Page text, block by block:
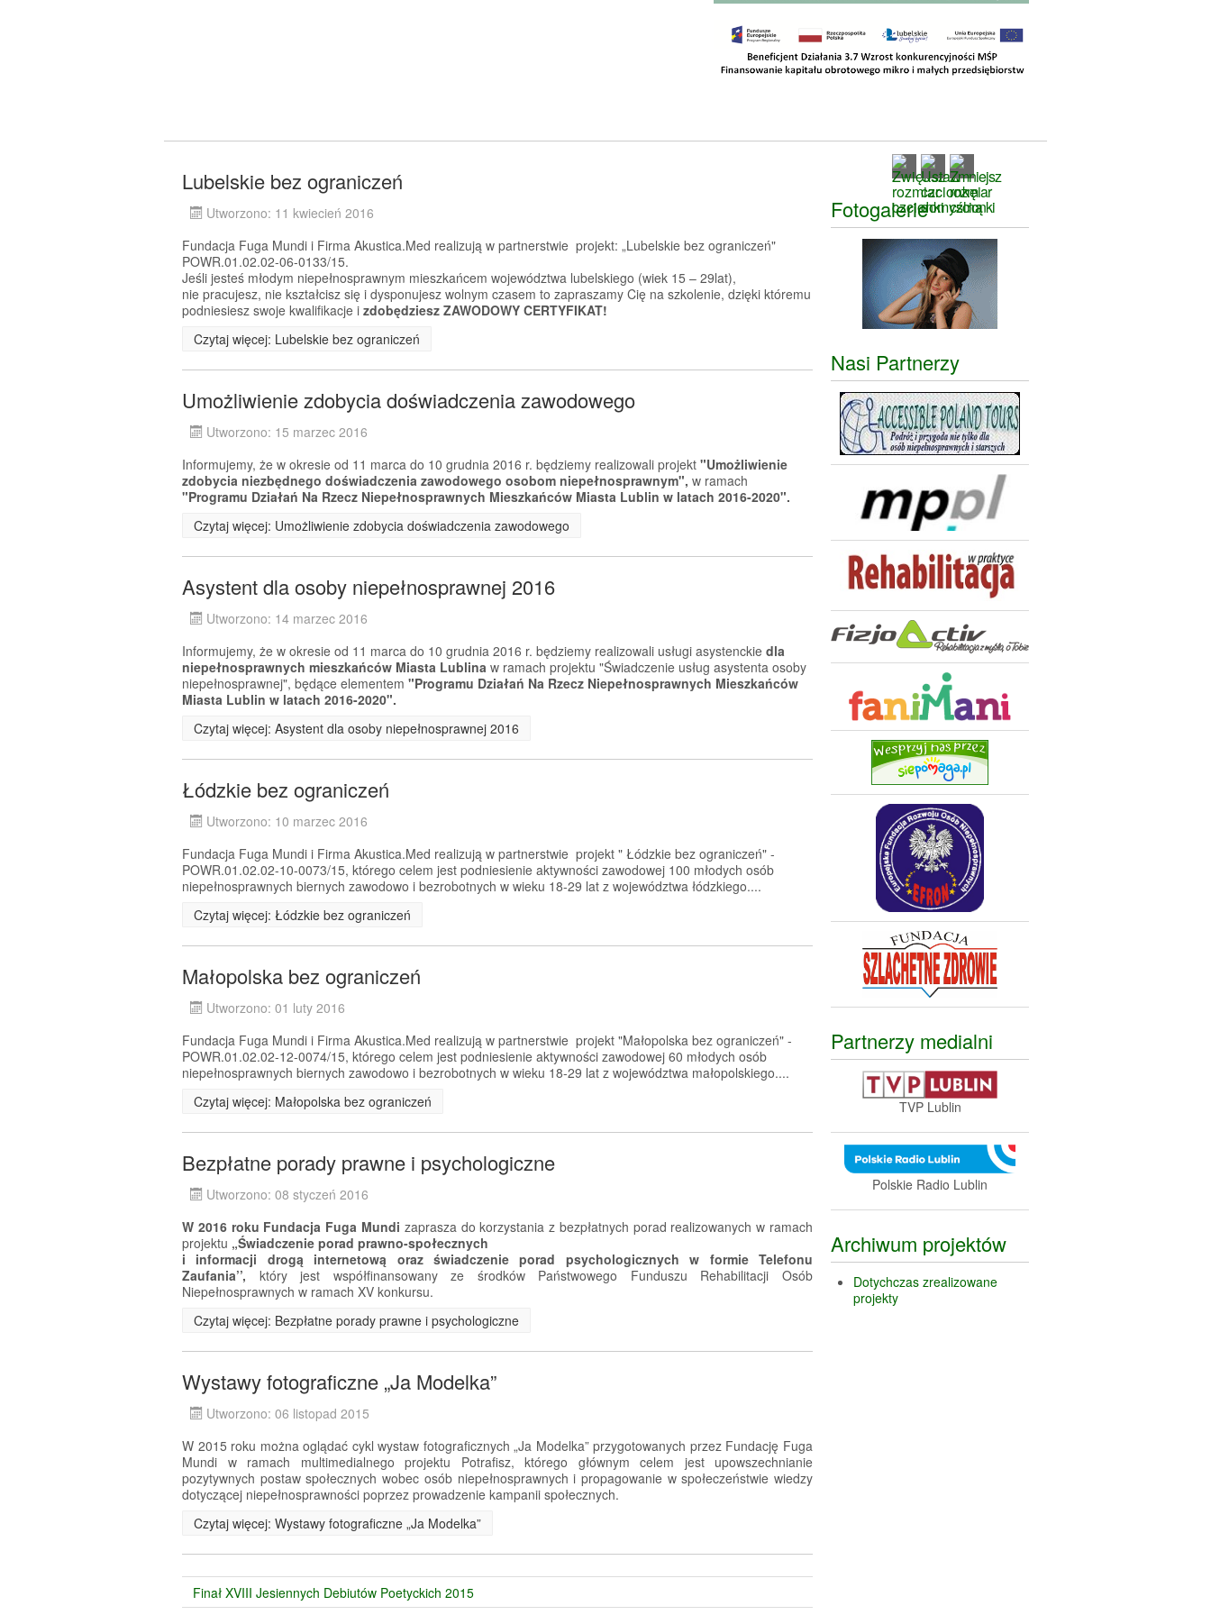
Lubelskie bez ograniczeń
Utworzono: 11 kwiecień 2016
Fundacja Fuga Mundi i Firma Akustica.Med realizują w partnerstwie projekt: „Lubelskie bez ograniczeń"
POWR.01.02.02-06-0133/15.
Jeśli jesteś młodym niepełnosprawnym mieszkańcem województwa lubelskiego (wiek 15 – 29lat),
nie pracujesz, nie kształcisz się i dysponujesz wolnym czasem to zapraszamy Cię na szkolenie, dzięki któremu
podniesiesz swoje kwalifikacje i zdobędziesz ZAWODOWY CERTYFIKAT!
Czytaj więcej: Lubelskie bez ograniczeń
Umożliwienie zdobycia doświadczenia zawodowego
Utworzono: 15 marzec 2016
Informujemy, że w okresie od 11 marca do 10 grudnia 2016 r. będziemy realizowali projekt "Umożliwienie
zdobycia niezbędnego doświadczenia zawodowego osobom niepełnosprawnym", w ramach
"Programu Działań Na Rzecz Niepełnosprawnych Mieszkańców Miasta Lublin w latach 2016-2020".
Czytaj więcej: Umożliwienie zdobycia doświadczenia zawodowego
Asystent dla osoby niepełnosprawnej 2016
Utworzono: 14 marzec 2016
Informujemy, że w okresie od 11 marca do 10 grudnia 2016 r. będziemy realizowali usługi asystenckie dla
niepełnosprawnych mieszkańców Miasta Lublina w ramach projektu "Świadczenie usług asystenta osoby
niepełnosprawnej", będące elementem "Programu Działań Na Rzecz Niepełnosprawnych Mieszkańców
Miasta Lublin w latach 2016-2020".
Czytaj więcej: Asystent dla osoby niepełnosprawnej 2016
Łódzkie bez ograniczeń
Utworzono: 10 marzec 2016
Fundacja Fuga Mundi i Firma Akustica.Med realizują w partnerstwie projekt " Łódzkie bez ograniczeń" -
POWR.01.02.02-10-0073/15, którego celem jest podniesienie aktywności zawodowej 100 młodych osób
niepełnosprawnych biernych zawodowo i bezrobotnych w wieku 18-29 lat z województwa łódzkiego....
Czytaj więcej: Łódzkie bez ograniczeń
Małopolska bez ograniczeń
Utworzono: 01 luty 2016
Fundacja Fuga Mundi i Firma Akustica.Med realizują w partnerstwie projekt "Małopolska bez ograniczeń" -
POWR.01.02.02-12-0074/15, którego celem jest podniesienie aktywności zawodowej 60 młodych osób
niepełnosprawnych biernych zawodowo i bezrobotnych w wieku 18-29 lat z województwa małopolskiego....
Czytaj więcej: Małopolska bez ograniczeń
Bezpłatne porady prawne i psychologiczne
Utworzono: 08 styczeń 2016
W 2016 roku Fundacja Fuga Mundi zaprasza do korzystania z bezpłatnych porad realizowanych w ramach
projektu „Świadczenie porad prawno-społecznych
i informacji drogą internetową oraz świadczenie porad psychologicznych w formie Telefonu
Zaufania’’, który jest współfinansowany ze środków Państwowego Funduszu Rehabilitacji Osób
Niepełnosprawnych w ramach XV konkursu.
Czytaj więcej: Bezpłatne porady prawne i psychologiczne
Wystawy fotograficzne „Ja Modelka”
Utworzono: 06 listopad 2015
W 2015 roku można oglądać cykl wystaw fotograficznych „Ja Modelka” przygotowanych przez Fundację Fuga
Mundi w ramach multimedialnego projektu Potrafisz, którego głównym celem jest upowszechnianie
pozytywnych postaw społecznych wobec osób niepełnosprawnych i propagowanie w społeczeństwie wiedzy
dotyczącej niepełnosprawności poprzez prowadzenie kampanii społecznych.
Czytaj więcej: Wystawy fotograficzne „Ja Modelka”
Finał XVIII Jesiennych Debiutów Poetyckich 2015
Fotogalerie
Nasi Partnerzy
Partnerzy medialni
TVP Lublin
Polskie Radio Lublin
Archiwum projektów
Dotychczas zrealizowane
projekty